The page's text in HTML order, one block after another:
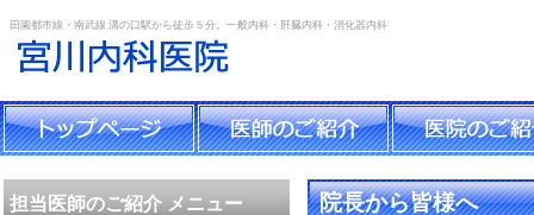
田園都市線・南武線 溝の口駅から徒歩５分。一般内科・肝臓内科・消化器内科
院長から皆様へ
担当医師のご紹介 メニュー